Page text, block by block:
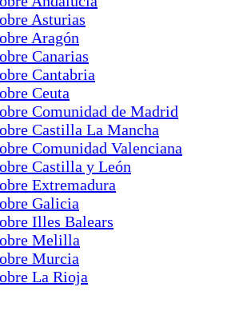
Asturias
Aragón
Canarias
Cantabria
Ceuta
Comunidad de Madrid
Castilla La Mancha
Comunidad Valenciana
Castilla y León
Extremadura
Galicia
Illes Balears
Melilla
Murcia
La Rioja